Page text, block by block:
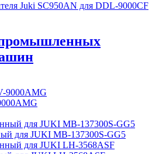
Juki SC950AN для DDL-9000СF
для JUKI MB-137300S-GG5